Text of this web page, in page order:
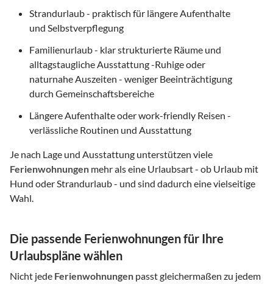
Strandurlaub - praktisch für längere Aufenthalte
und Selbstverpflegung
Familienurlaub - klar strukturierte Räume und
alltagstaugliche Ausstattung -Ruhige oder
naturnahe Auszeiten - weniger Beeinträchtigung
durch Gemeinschaftsbereiche
Längere Aufenthalte oder work-friendly Reisen -
verlässliche Routinen und Ausstattung
Je nach Lage und Ausstattung unterstützen viele
Ferienwohnungen mehr als eine Urlaubsart - ob Urlaub mit
Hund oder Strandurlaub - und sind dadurch eine vielseitige
Wahl.
Die passende Ferienwohnungen für Ihre
Urlaubspläne wählen
Nicht jede Ferienwohnungen passt gleichermaßen zu jedem